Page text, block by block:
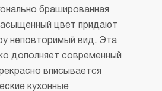
брашированная
цвет придают
неповторимый вид. Эта
дополняет современный
вписывается
кухонные